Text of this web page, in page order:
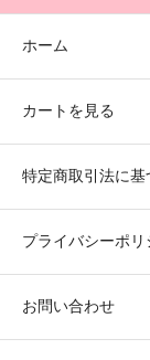
ホーム
カートを見る
特定商取引法に基
プライバシーポリ
お問い合わせ